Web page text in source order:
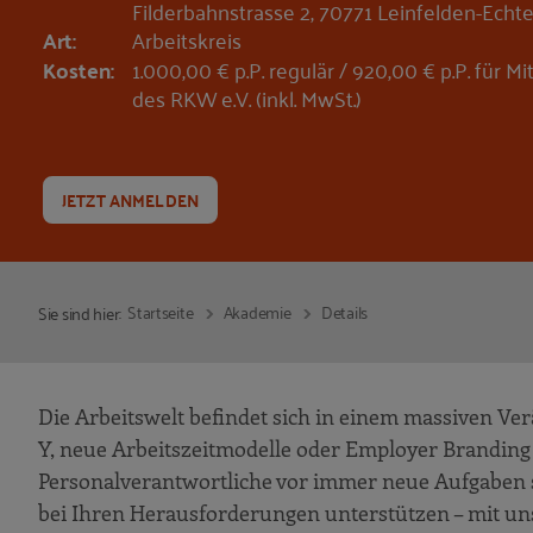
Filderbahnstrasse 2, 70771 Leinfelden-
Art: Arbeitskreis
Kosten: 1.000,00 € p.P. regulär / 920,00 € p.P. für
des RKW e.V. (inkl. MwSt.)
JETZT ANMELDEN
Sie sind hier: Startseite Akademie Details
Die Arbeitswelt befindet sich in einem massiven
Y, neue Arbeitszeitmodelle oder Employer
Personalverantwortliche vor immer neue
bei Ihren Herausforderungen unterstützen – mit